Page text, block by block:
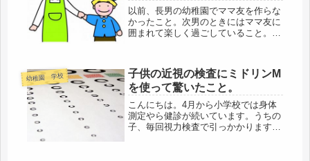
以前、長男の幼稚園でママ友を作らな
かったこと。次男のときにはママ友に
囲まれて楽しく過ごしていること。そ
したがママ友ができてからは情報を得
られることの有り難さをしみじみ感じ
マ...
幼稚園 学校
子供の近視の検査にミドリンM
を使って驚いたこと。
こんにちは。4月から小学校では身体
測定やら健診が続いています。うちの
子、毎回視力検査で引っかかります。